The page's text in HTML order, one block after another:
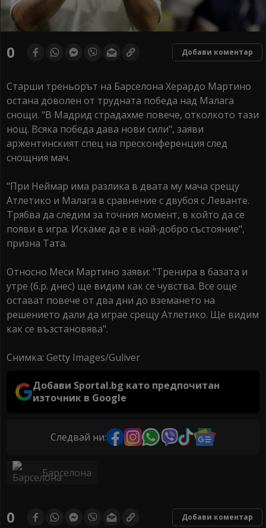
0 Добави коментар
Старши треньорът на Барселона Херардо Мартино
остана доволен от трудната победа над Малага
снощи. "В Мадрид страдахме повече, отколкото тази
нощ. Всяка победа дава нови сили", заяви
аржентинският спец на пресконференция след
снощния мач.
"При Неймар има разлика в двата му мача срещу
Атлетико и Малага в сравнение с двубоя с Леванте.
Трябва да следим за точния момент, в който да се
появи в игра. Искаме да е в най-добро състояние",
призна Тата.
Относно Меси Мартино заяви: "Тренира в базата и
утре (б.р. днес) ще видим как се чувства. Все още
остават повече от два дни до вземането на
решението дали да играе срещу Атлетико. Ще видим
как се възстановява".
Снимка: Getty Images/Guliver
Добави Sportal.bg като предпочитан
източник в Google
Следвай ни:
Барселона
0 Добави коментар